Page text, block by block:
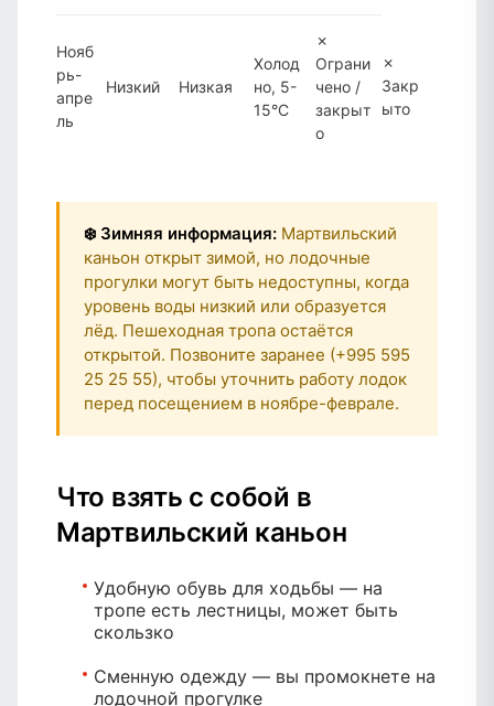
Нояб
рь-
апре
ль
Низкий Низкая
Холод
но, 5-
15°C
✗
Ограни
чено /
закрыт
о
✗
Закр
ыто
❄️ Зимняя информация: Мартвильский
каньон открыт зимой, но лодочные
прогулки могут быть недоступны, когда
уровень воды низкий или образуется
лёд. Пешеходная тропа остаётся
открытой. Позвоните заранее (+995 595
25 25 55), чтобы уточнить работу лодок
перед посещением в ноябре-феврале.
Что взять с собой в
Мартвильский каньон
Удобную обувь для ходьбы — на
тропе есть лестницы, может быть
скользко
Сменную одежду — вы промокнете на
лодочной прогулке